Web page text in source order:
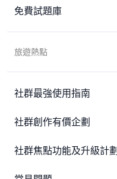
免費試題庫
旅遊熱點
社群最強使用指南
社群創作有價企劃
社群焦點功能及升級計劃